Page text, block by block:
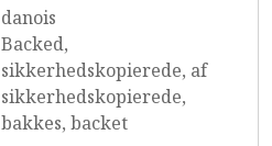
danois
Backed,
sikkerhedskopierede, af
sikkerhedskopierede,
bakkes, backet